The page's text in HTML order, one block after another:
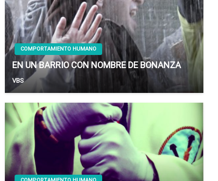
COMPORTAMIENTO HUMANO
EN UN BARRIO CON NOMBRE DE BONANZA
VBS